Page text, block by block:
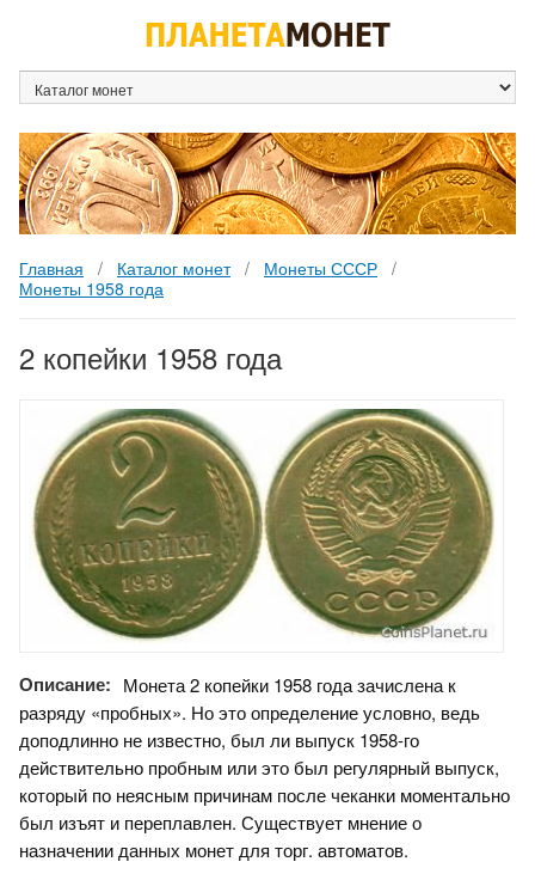
Каталог монет
Монеты СССР
Монеты 1958 года
2 копейки 1958 года
Описание: Монета 2 копейки 1958 года зачислена к
разряду «пробных». Но это определение условно, ведь
доподлинно не известно, был ли выпуск 1958-го
действительно пробным или это был регулярный выпуск,
который по неясным причинам после чеканки моментально
был изъят и переплавлен. Существует мнение о
назначении данных монет для торг. автоматов.